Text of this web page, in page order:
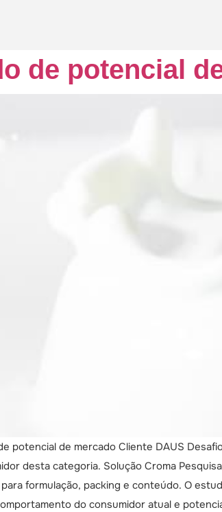
de potencial
potencial de mercado Cliente DAUS
desta categoria. Solução Croma
formulação, packing e conteúdo. O
do consumidor atual e